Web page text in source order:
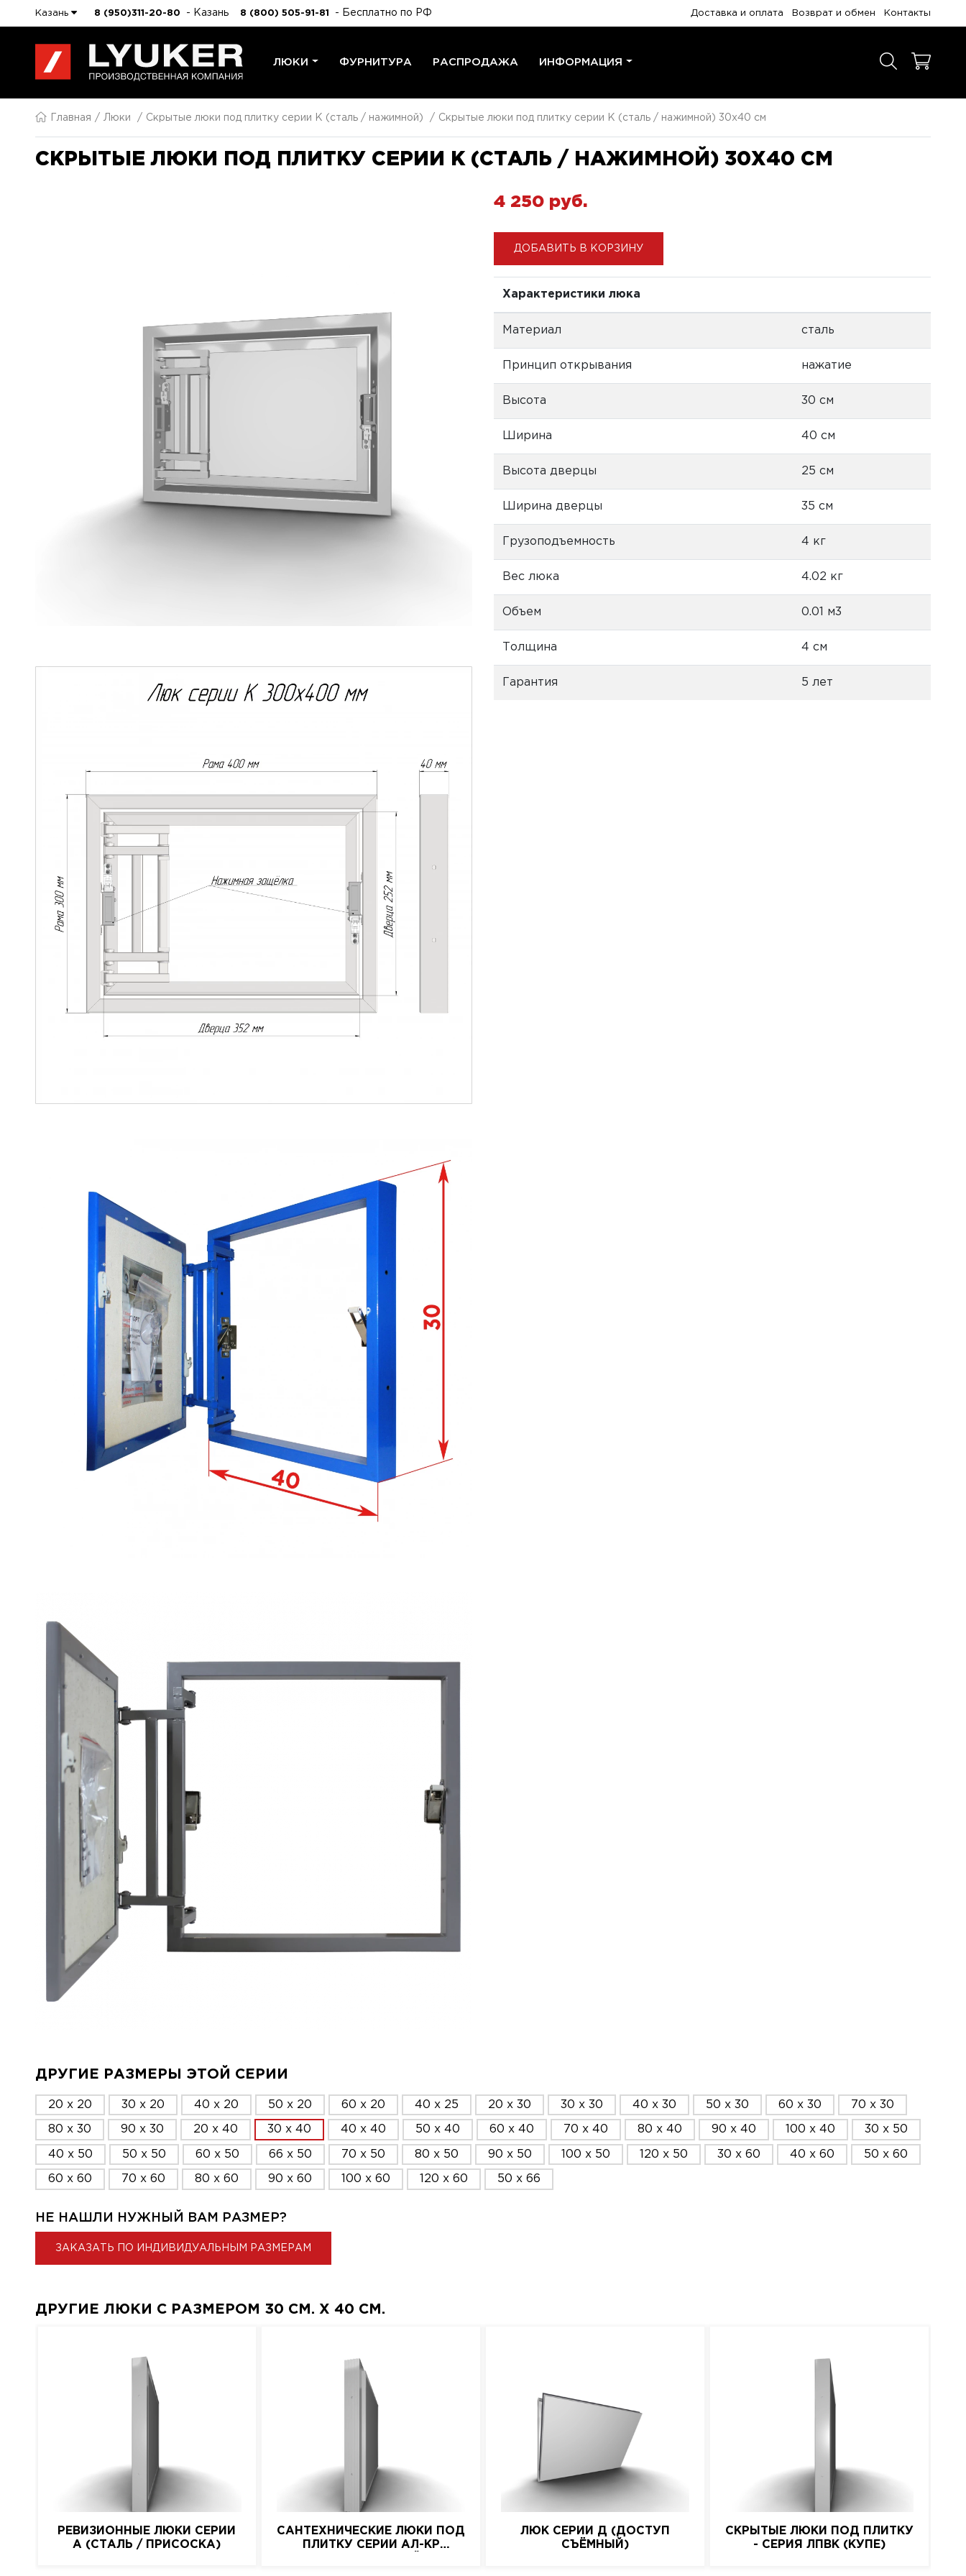
Казань 8 (950)311-20-80 - Казань 8 (800) 505-91-81 - Бесплатно по РФ Доставка и оплата Возврат и обмен Контакты
ЛЮКИ ФУРНИТУРА РАСПРОДАЖА ИНФОРМАЦИЯ
Главная Люки Скрытые люки под плитку серии K (сталь / нажимной) Скрытые люки под плитку серии K (сталь / нажимной) 30x40 см
СКРЫТЫЕ ЛЮКИ ПОД ПЛИТКУ СЕРИИ K (СТАЛЬ / НАЖИМНОЙ) 30X40 СМ
4 250 pуб.
ДОБАВИТЬ В КОРЗИНУ
Характеристики люка
Материал сталь
Принцип открывания нажатие
Высота 30 см
Ширина 40 см
Высота дверцы 25 см
Ширина дверцы 35 см
Грузоподъемность 4 кг
Вес люка 4.02 кг
Объем 0.01 м3
Толщина 4 см
Гарантия 5 лет
ДРУГИЕ РАЗМЕРЫ ЭТОЙ СЕРИИ
20 x 20 30 x 20 40 x 20 50 x 20 60 x 20 40 x 25 20 x 30 30 x 30 40 x 30 50 x 30 60 x 30 70 x 30
80 x 30 90 x 30 20 x 40 30 x 40 40 x 40 50 x 40 60 x 40 70 x 40 80 x 40 90 x 40 100 x 40 30 x 50
40 x 50 50 x 50 60 x 50 66 x 50 70 x 50 80 x 50 90 x 50 100 x 50 120 x 50 30 x 60 40 x 60 50 x 60
60 x 60 70 x 60 80 x 60 90 x 60 100 x 60 120 x 60 50 x 66
НЕ НАШЛИ НУЖНЫЙ ВАМ РАЗМЕР?
ЗАКАЗАТЬ ПО ИНДИВИДУАЛЬНЫМ РАЗМЕРАМ
ДРУГИЕ ЛЮКИ С РАЗМЕРОМ 30 СМ. X 40 СМ.
РЕВИЗИОННЫЕ ЛЮКИ СЕРИИ
A (СТАЛЬ / ПРИСОСКА)
САНТЕХНИЧЕСКИЕ ЛЮКИ ПОД
ПЛИТКУ СЕРИИ АЛ-КР
ЛЮК СЕРИИ Д (ДОСТУП
СЪЁМНЫЙ)
СКРЫТЫЕ ЛЮКИ ПОД ПЛИТКУ
- СЕРИЯ ЛПВК (КУПЕ)